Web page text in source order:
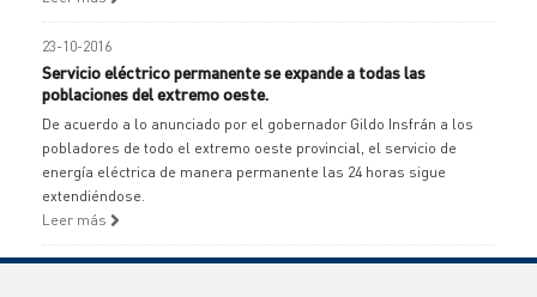
23-10-2016
Servicio eléctrico permanente se expande a todas las
poblaciones del extremo oeste.
De acuerdo a lo anunciado por el gobernador Gildo Insfrán a los
pobladores de todo el extremo oeste provincial, el servicio de
energía eléctrica de manera permanente las 24 horas sigue
extendiéndose.
Leer más